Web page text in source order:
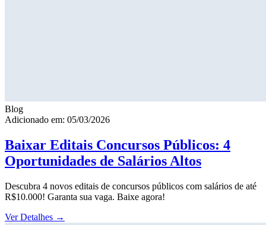
Blog
Adicionado em: 05/03/2026
Baixar Editais Concursos Públicos: 4
Oportunidades de Salários Altos
Descubra 4 novos editais de concursos públicos com salários de até
R$10.000! Garanta sua vaga. Baixe agora!
Ver Detalhes →